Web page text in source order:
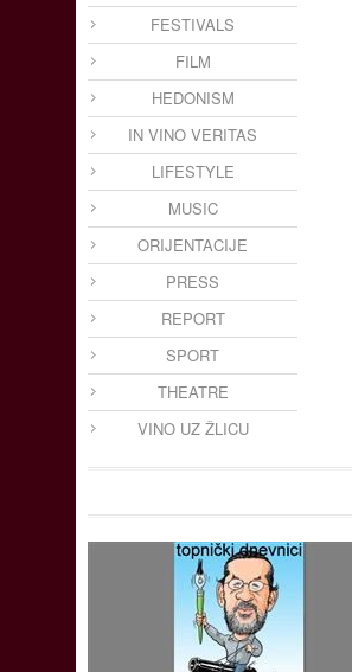
FESTIVALS
FILM
HEDONISM
IN VINO VERITAS
LIFESTYLE
MUSIC
ORIJENTACIJE
PRESS
REPORT
SPORT
THEATRE
VINO UZ ŽLICU